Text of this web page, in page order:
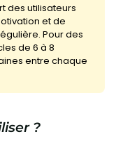
des utilisateurs
et de
Pour des
de 6 à 8
entre chaque
?